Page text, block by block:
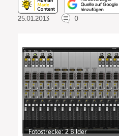
25.01.2013
0
Fotostrecke: 2 Bilder